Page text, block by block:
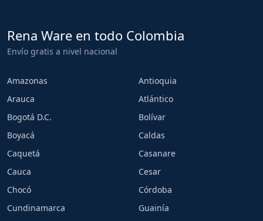
Rena Ware en todo Colombia
Envío gratis a nivel nacional
Amazonas
Antioquia
Arauca
Atlántico
Bogotá D.C.
Bolívar
Boyacá
Caldas
Caquetá
Casanare
Cauca
Cesar
Chocó
Córdoba
Cundinamarca
Guainía